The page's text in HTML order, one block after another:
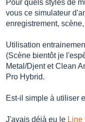
Pour quels styles de
vous ce simulateur
enregistrement,
Utilisation
(Scène bientôt je
Metal/Djent et Clean
Pro Hybrid.
Est-il simple à utiliser
J'avais déjà eu le Line